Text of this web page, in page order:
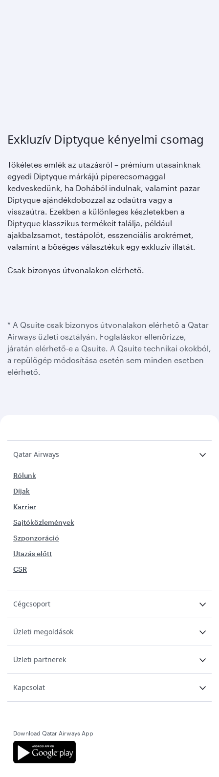
Exkluzív Diptyque kényelmi csomag
Tökéletes emlék az utazásról – prémium utasainknak
egyedi Diptyque márkájú piperecsomaggal
kedveskedünk, ha Dohából indulnak, valamint pazar
Diptyque ajándékdobozzal az odaútra vagy a
visszaútra. Ezekben a különleges készletekben a
Diptyque klasszikus termékeit találja, például
ajakbalzsamot, testápolót, esszenciális arckrémet,
valamint a bőséges választékuk egy exkluzív illatát.
Csak bizonyos útvonalakon elérhető.
* A Qsuite csak bizonyos útvonalakon elérhető a Qatar
Airways üzleti osztályán. Foglaláskor ellenőrizze,
járatán elérhető-e a Qsuite. A Qsuite technikai okokból,
a repülőgép módosítása esetén sem minden esetben
elérhető.
Qatar Airways
Rólunk
Díjak
Karrier
Sajtóközlemények
Szponzoráció
Utazás előtt
CSR
Cégcsoport
Üzleti megoldások
Üzleti partnerek
Kapcsolat
Download Qatar Airways App